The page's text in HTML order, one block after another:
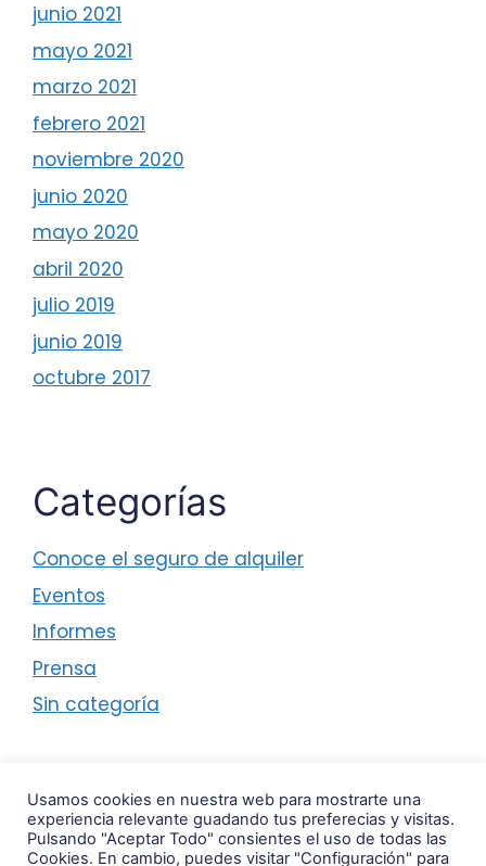
junio 2021
mayo 2021
marzo 2021
febrero 2021
noviembre 2020
junio 2020
mayo 2020
abril 2020
julio 2019
junio 2019
octubre 2017
Categorías
Conoce el seguro de alquiler
Eventos
Informes
Prensa
Sin categoría
Usamos cookies en nuestra web para mostrarte una
experiencia relevante guadando tus preferecias y visitas.
Pulsando "Aceptar Todo" consientes el uso de todas las
Cookies. En cambio, puedes visitar "Configuración" para